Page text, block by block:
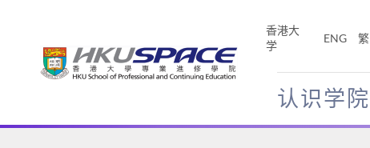
香港大
学
ENG 繁
认识学院
Main